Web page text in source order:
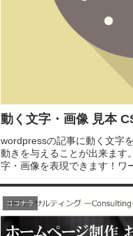
動く文字・画像 見本
wordpressの記事に動く文字
動きを与えることが出来ます
字・画像を表現できます！ワ
タ...
ココナラ